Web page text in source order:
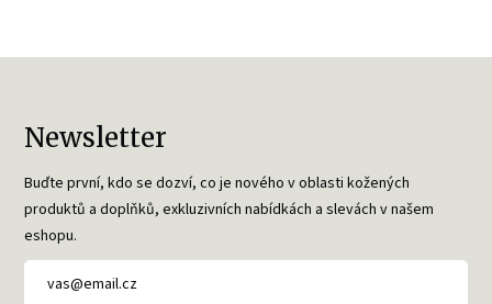
Newsletter
Buďte první, kdo se dozví, co je nového v oblasti kožených
produktů a doplňků, exkluzivních nabídkách a slevách v našem
eshopu.